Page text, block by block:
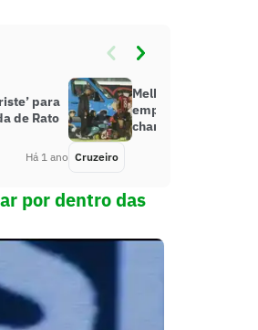
para
de Rato
Há 1 ano
Melhores Momentos:
empata com Vitória e
chance de liderar o
Cruzeiro
por dentro das